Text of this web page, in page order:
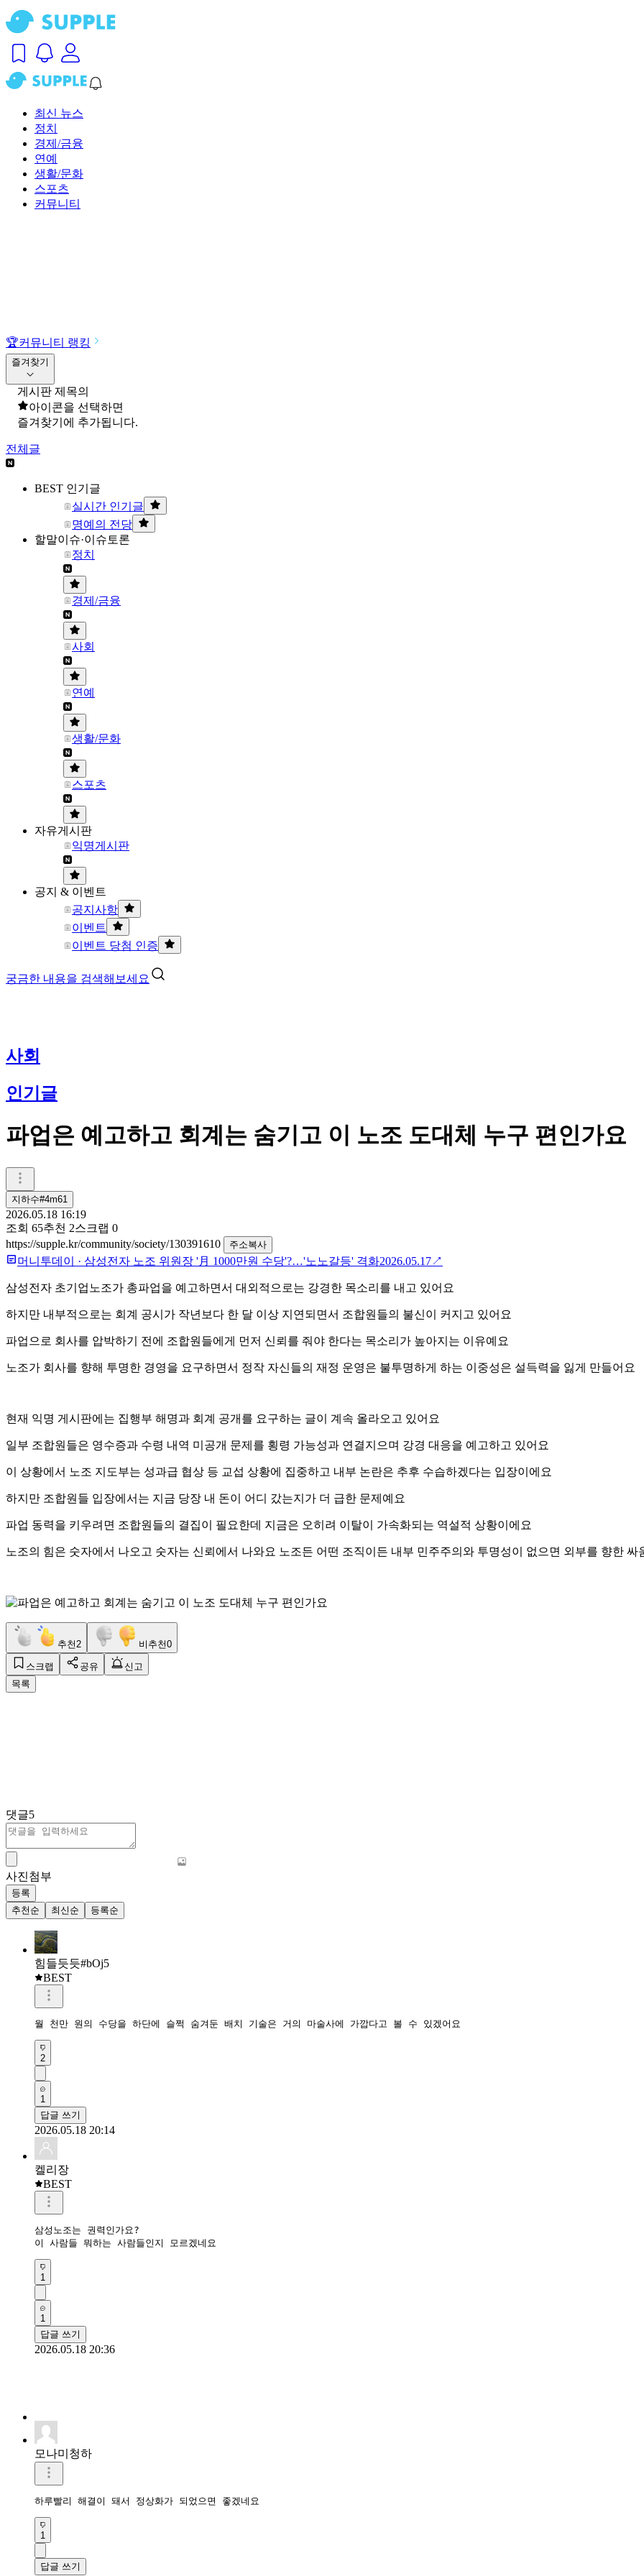
최신 뉴스
정치
경제/금융
연예
생활/문화
스포츠
커뮤니티
🏆커뮤니티 랭킹
즐겨찾기
게시판 제목의
아이콘을 선택하면
즐겨찾기에 추가됩니다.
전체글
BEST 인기글
실시간 인기글
명예의 전당
할말이슈·이슈토론
정치
경제/금융
사회
연예
생활/문화
스포츠
자유게시판
익명게시판
공지 & 이벤트
공지사항
이벤트
이벤트 당첨 인증
궁금한 내용을 검색해보세요
사회
인기글
파업은 예고하고 회계는 숨기고 이 노조 도대체 누구 편인가요
지하수#4m61
2026.05.18 16:19
조회 65추천 2스크랩 0
https://supple.kr/community/society/130391610
주소복사
머니투데이 · 삼성전자 노조 위원장 '月 1000만원 수당'?…'노노갈등' 격화2026.05.17↗
삼성전자 초기업노조가 총파업을 예고하면서 대외적으로는 강경한 목소리를 내고 있어요
하지만 내부적으로는 회계 공시가 작년보다 한 달 이상 지연되면서 조합원들의 불신이 커지고 있어요
파업으로 회사를 압박하기 전에 조합원들에게 먼저 신뢰를 줘야 한다는 목소리가 높아지는 이유예요
노조가 회사를 향해 투명한 경영을 요구하면서 정작 자신들의 재정 운영은 불투명하게 하는 이중성은 설득력을 잃게 만들어요
현재 익명 게시판에는 집행부 해명과 회계 공개를 요구하는 글이 계속 올라오고 있어요
일부 조합원들은 영수증과 수령 내역 미공개 문제를 횡령 가능성과 연결지으며 강경 대응을 예고하고 있어요
이 상황에서 노조 지도부는 성과급 협상 등 교섭 상황에 집중하고 내부 논란은 추후 수습하겠다는 입장이에요
하지만 조합원들 입장에서는 지금 당장 내 돈이 어디 갔는지가 더 급한 문제예요
파업 동력을 키우려면 조합원들의 결집이 필요한데 지금은 오히려 이탈이 가속화되는 역설적 상황이에요
노조의 힘은 숫자에서 나오고 숫자는 신뢰에서 나와요 노조든 어떤 조직이든 내부 민주주의와 투명성이 없으면 외부를 향한
추천 2 비추천0
스크랩 공유
신고
목록
댓글5
사진첨부
등록
추천순
최신순 등록순
힘들듯듯#bOj5
BEST
월 천만 원의 수당을 하단에 슬쩍 숨겨둔 배치 기술은 거의 마술사에 가깝다고 볼 수 있겠어요
2
1
답글 쓰기
2026.05.18 20:14
켈리장
BEST
삼성노조는 권력인가요?
이 사람들 뭐하는 사람들인지 모르겠네요
1
1
답글 쓰기
2026.05.18 20:36
모나미청하
하루빨리 해결이 돼서 정상화가 되었으면 좋겠네요
1
답글 쓰기